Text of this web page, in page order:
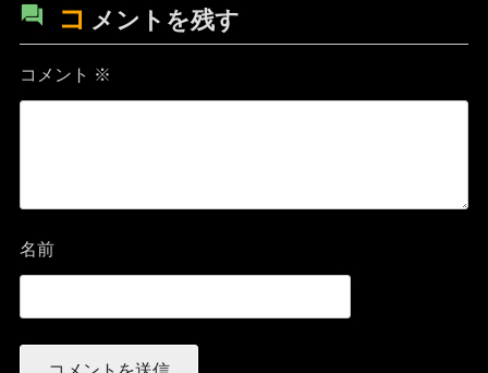
コ メントを残す
コメント ※
名前